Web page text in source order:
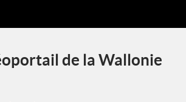
de la Wallonie